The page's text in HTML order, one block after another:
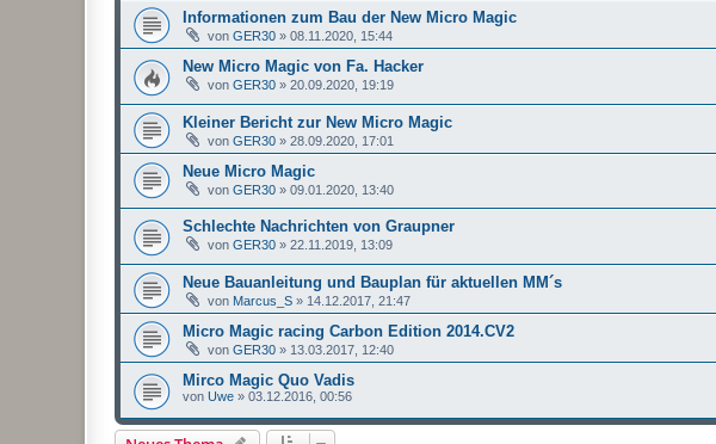
Informationen zum Bau der New Micro Magic
von GER30 » 08.11.2020, 15:44
New Micro Magic von Fa. Hacker
von GER30 » 20.09.2020, 19:19
Kleiner Bericht zur New Micro Magic
von GER30 » 28.09.2020, 17:01
Neue Micro Magic
von GER30 » 09.01.2020, 13:40
Schlechte Nachrichten von Graupner
von GER30 » 22.11.2019, 13:09
Neue Bauanleitung und Bauplan für aktuellen MM´s
von Marcus_S » 14.12.2017, 21:47
Micro Magic racing Carbon Edition 2014.CV2
von GER30 » 13.03.2017, 12:40
Mirco Magic Quo Vadis
von Uwe » 03.12.2016, 00:56